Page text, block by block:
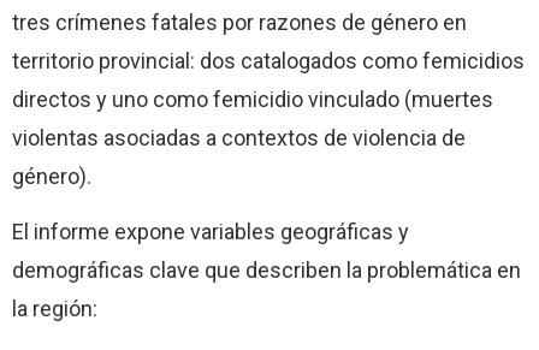
tres crímenes fatales por razones de género en
territorio provincial: dos catalogados como femicidios
directos y uno como femicidio vinculado (muertes
violentas asociadas a contextos de violencia de
género).
El informe expone variables geográficas y
demográficas clave que describen la problemática en
la región: